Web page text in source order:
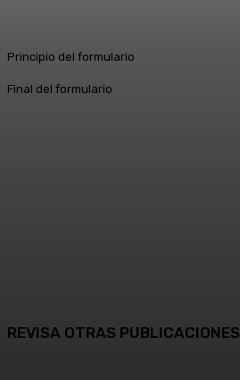
Principio del formulario
Final del formulario
REVISA OTRAS PUBLICACIONES